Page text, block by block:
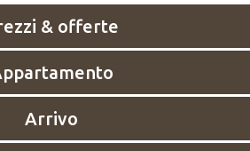
& offerte
Arrivo